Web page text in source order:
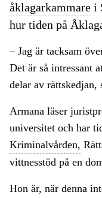
åklagarkammare i
hur tiden på
– Jag är tacksam
Det är så intressant
delar av rättskedjan,
Armana läser
universitet och har
Kriminalvården,
vittnesstöd på en
Hon är, när denna